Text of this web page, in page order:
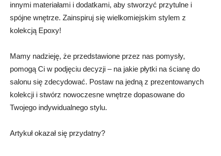
innymi materiałami i dodatkami, aby stworzyć przytulne i
spójne wnętrze. Zainspiruj się wielkomiejskim stylem z
kolekcją Epoxy!
Mamy nadzieję, że przedstawione przez nas pomysły,
pomogą Ci w podjęciu decyzji – na jakie płytki na ścianę do
salonu się zdecydować. Postaw na jedną z prezentowanych
kolekcji i stwórz nowoczesne wnętrze dopasowane do
Twojego indywidualnego stylu.
Artykuł okazał się przydatny?